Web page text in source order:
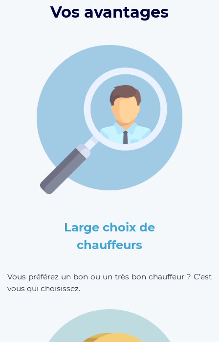
Vos avantages
Large choix de
chauffeurs
Vous préférez un bon ou un très bon chauffeur ? C’est
vous qui choisissez.